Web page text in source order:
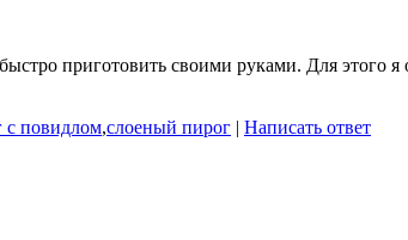
приготовить своими руками. Для этого я
с повидлом,слоеный пирог | Написать ответ